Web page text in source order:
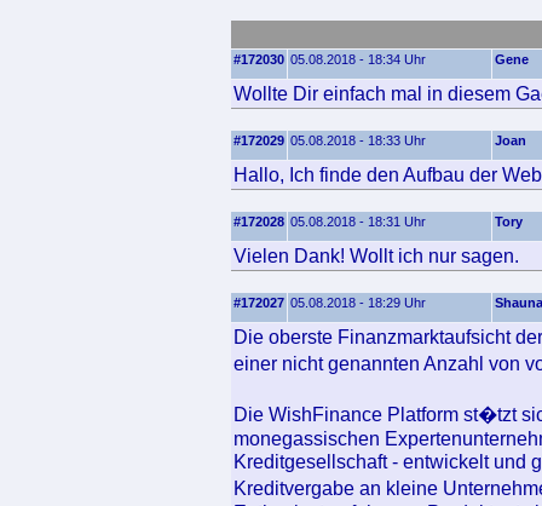
#172030 05.08.2018 - 18:34 Uhr Gene
Wollte Dir einfach mal in diesem
#172029 05.08.2018 - 18:33 Uhr Joan
Hallo, Ich finde den Aufbau der
#172028 05.08.2018 - 18:31 Uhr Tory
Vielen Dank! Wollt ich nur sagen.
#172027 05.08.2018 - 18:29 Uhr Shauna
Die oberste Finanzmarktaufsicht
einer nicht genannten Anzahl von
Die WishFinance Platform st�tzt
monegassischen
Kreditgesellschaft - entwickelt und
Kreditvergabe an kleine